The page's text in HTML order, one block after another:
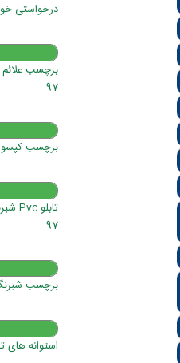
درخواستی خودشان /
97
برچسب کپسول آتش
97
برچسب شبرنگ
استوانه های